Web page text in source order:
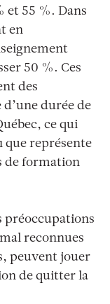
et 55 %. Dans
en
50 %. Ces
des
durée de
ce qui
que représente
de formation
préoccupations
reconnues
peuvent jouer
de quitter la